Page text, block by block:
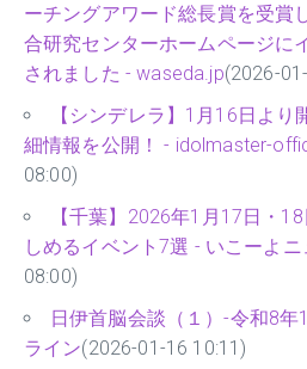
ーチングアワード総長賞を受賞
合研究センターホームページに
されました - waseda.jp(2026-
【シンデレラ】1月16日よ
細情報を公開！ - idolmaster-
08:00)
【千葉】2026年1月17日・
しめるイベント7選 - いこーよニ
08:00)
日伊首脳会談（１）-令和8
ライン(2026-01-16 10:11)